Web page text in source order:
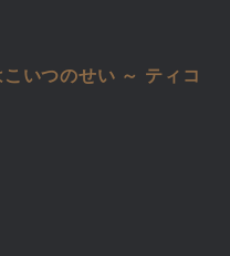
いつのせい ～ ティコ